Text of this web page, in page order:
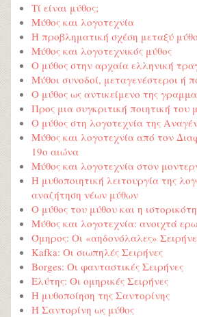
Τί είναι μύθος;
Μύθος και λογοτεχνία
Η προβληματική σχέση μεταξύ
Μύθος και λογοτεχνικός μύθος
Ο μύθος στην αρχαία ελληνική
Μύθοι συνοδοί, μεταγενέστεροι ή
Ο μύθος ως αντικείμενο της
Προς μια συγκριτική ποιητική του
Ο μύθος στη λογοτεχνία της
Μύθος και λογοτεχνία από τον
19ο αιώνα
Μύθος και λογοτεχνία στον
Η μυθοποιητική λειτουργία της
αναζήτηση νέων μύθων
Ο μύθος του μύθου και η
Μύθος και λογοτεχνία: ανοιχτά
Όμηρος: Οι «αηδονόλαλες»
Kafka: Οι σιωπηλές Σειρήνες
Borges: Οι φανταστικές Σειρήνες
Ελύτης: Οι ομηρικές Σειρήνες
Η μυθοποίηση της Σαντορίνης
Η Σαντορίνη ως μύθος